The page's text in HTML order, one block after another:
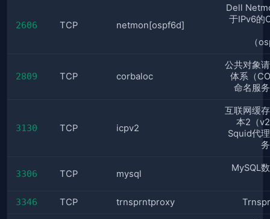
2606 TCP netmon[ospf6d]
Dell
于IPv6的
（
2809 TCP corbaloc
公共对象
体系（
命名服
3130 TCP icpv2
互联网缓
本2（
Squid代
3306 TCP mysql
MySQL
3346 TCP trnsprntproxy